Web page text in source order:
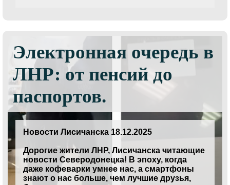
Электронная очередь в
ЛНР: от пенсий до
паспортов.
Новости Лисичанска 18.12.2025
Дорогие жители ЛНР, Лисичанска читающие
новости Северодонецка! В эпоху, когда
даже кофеварки умнее нас, а смартфоны
знают о нас больше, чем лучшие друзья,